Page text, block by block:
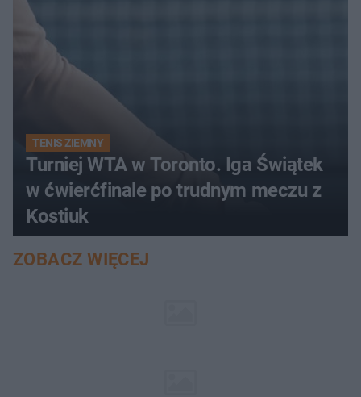
TENIS ZIEMNY
Turniej WTA w Toronto. Iga Świątek
w ćwierćfinale po trudnym meczu z
Kostiuk
ZOBACZ WIĘCEJ